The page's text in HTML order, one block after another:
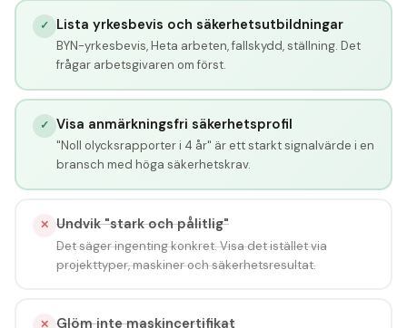
✓ Lista yrkesbevis och säkerhetsutbildningar
BYN-yrkesbevis, Heta arbeten, fallskydd, ställning. Det
frågar arbetsgivaren om först.
✓ Visa anmärkningsfri säkerhetsprofil
"Noll olycksrapporter i 4 år" är ett starkt signalvärde i en
bransch med höga säkerhetskrav.
✕ Undvik "stark och pålitlig"
Det säger ingenting konkret. Visa det istället via
projekttyper, maskiner och säkerhetsresultat.
✕ Glöm inte maskincertifikat